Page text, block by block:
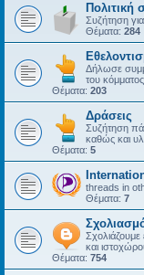
Πολιτική
Συζήτηση
Θέματα: 284
Δήλωσε
του κόμματος.
Θέματα: 203
Δράσεις
Συζήτηση
καθώς και
Θέματα: 5
threads in
Θέματα: 7
Σχολιάζουμε
και
Θέματα: 754